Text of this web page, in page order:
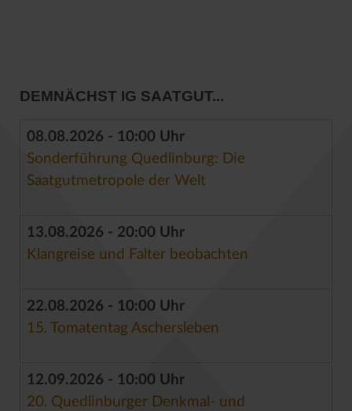
DEMNÄCHST IG SAATGUT...
08.08.2026 - 10:00 Uhr
Sonderführung Quedlinburg: Die
Saatgutmetropole der Welt
13.08.2026 - 20:00 Uhr
Klangreise und Falter beobachten
22.08.2026 - 10:00 Uhr
15. Tomatentag Aschersleben
12.09.2026 - 10:00 Uhr
20. Quedlinburger Denkmal- und